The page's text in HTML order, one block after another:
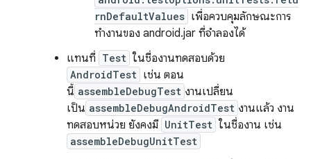
rnDefaultValues เพื่อควบคุมลักษณะการ
ทำงานของ android.jar ที่จำลองได้
แทนที่ Test ในชื่องานทดสอบด้วย
AndroidTest เช่น ตอน
นี้ assembleDebugTest งานเปลี่ยน
เป็น assembleDebugAndroidTest งานแล้ว งาน
ทดสอบหน่วย ยังคงมี UnitTest ในชื่องาน เช่น
assembleDebugUnitTest